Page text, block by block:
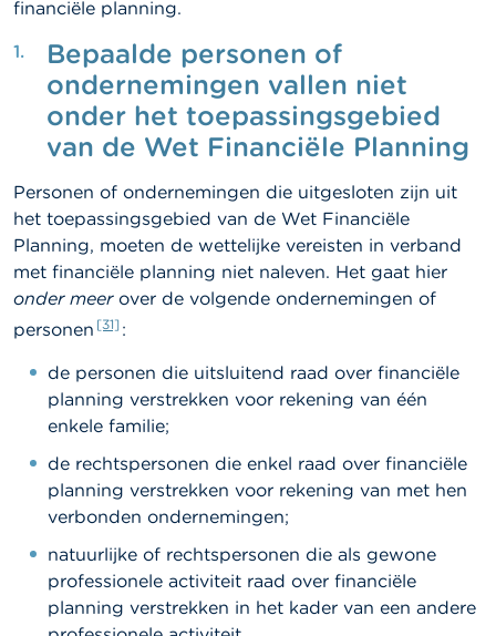
financiële planning.
Bepaalde personen of
ondernemingen vallen niet
onder het toepassingsgebied
van de Wet Financiële Planning
Personen of ondernemingen die uitgesloten zijn uit
het toepassingsgebied van de Wet Financiële
Planning, moeten de wettelijke vereisten in verband
met financiële planning niet naleven. Het gaat hier
onder meerover de volgende ondernemingen of
personen [31] :
de personen die uitsluitend raad over financiële
planning verstrekken voor rekening van één
enkele familie;
de rechtspersonen die enkel raad over financiële
planning verstrekken voor rekening van met hen
verbonden ondernemingen;
natuurlijke of rechtspersonen die als gewone
professionele activiteit raad over financiële
planning verstrekken in het kader van een andere